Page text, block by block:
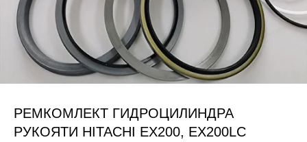
РЕМКОМЛЕКТ ГИДРОЦИЛИНДРА
РУКОЯТИ HITACHI EX200, EX200LC